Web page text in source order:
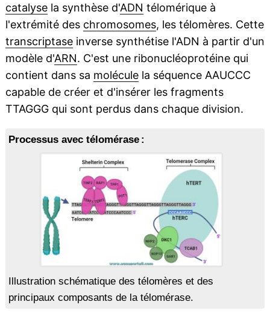
catalysela synthèse d'ADN télomérique à
l'extrémité des chromosomes, les télomères. Cette
transcriptaseinverse synthétise l'ADN à partir d'un
modèle d'ARN. C'est une ribonucléoprotéine qui
contient dans sa moléculela séquence AAUCCC
capable de créer et d'insérer les fragments
TTAGGG qui sont perdus dans chaque division.
Processus avec télomérase :
Illustration schématique des télomères et des
principaux composants de la télomérase.